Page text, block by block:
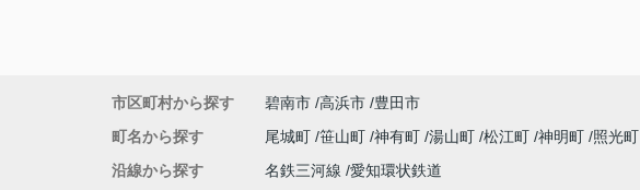
市区町村から探す 碧南市 高浜市 豊田市
町名から探す
尾城町 笹山町 神有町 湯山町 松江町 神明町 照光町
沿線から探す
名鉄三河線 愛知環状鉄道